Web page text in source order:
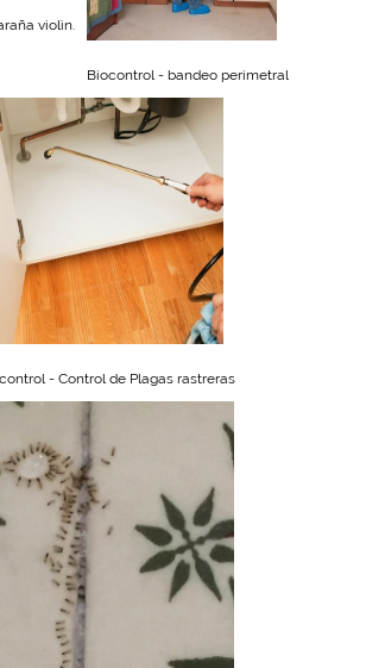
violìn.
Biocontrol - bandeo perimetral
- Control de Plagas rastreras